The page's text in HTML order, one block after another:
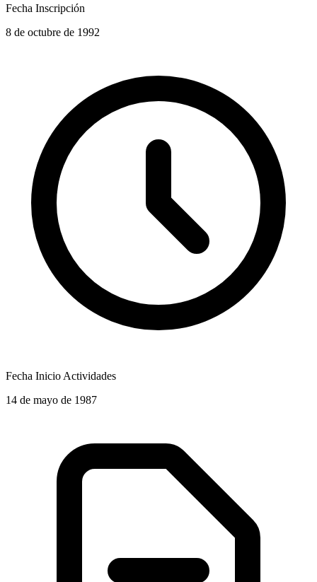
Fecha Inscripción
8 de octubre de 1992
Fecha Inicio Actividades
14 de mayo de 1987